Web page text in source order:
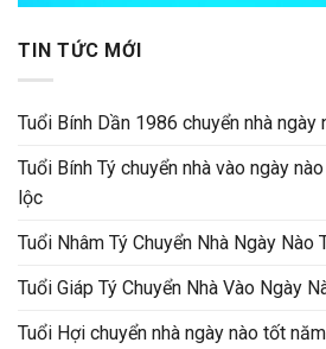
TIN TỨC MỚI
Tuổi Bính Dần 1986 chuyển nhà
Tuổi Bính Tý chuyển nhà vào ngày
lộc
Tuổi Nhâm Tý Chuyển Nhà Ngày Nào
Tuổi Giáp Tý Chuyển Nhà Vào Ngày
Tuổi Hợi chuyển nhà ngày nào tốt